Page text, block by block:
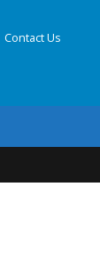
Contact Us